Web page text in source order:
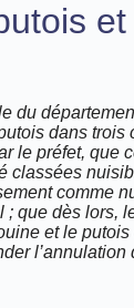
du
dans trois
le préfet, que
comme
que dès lors,
et le
l’annulation